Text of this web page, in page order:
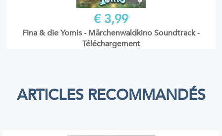
€ 3,99
Fina & die Yomis - Märchenwaldkino Soundtrack -
Téléchargement
ARTICLES RECOMMANDÉS